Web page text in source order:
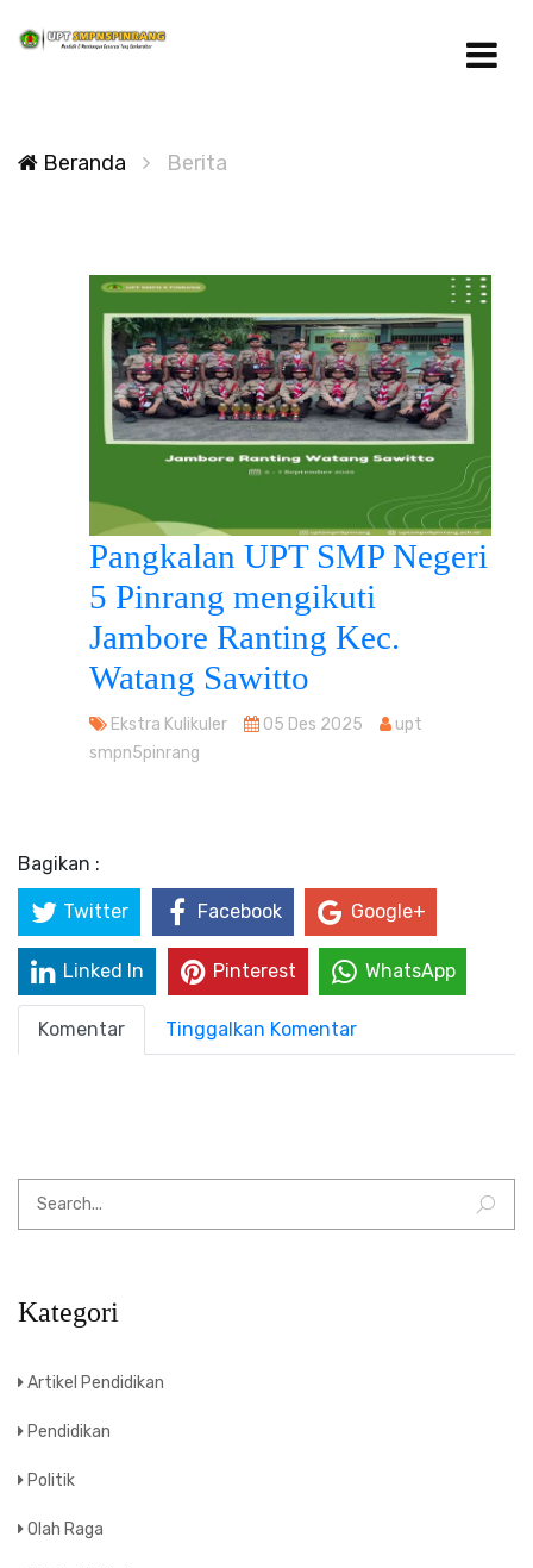
Beranda Berita
Pangkalan UPT SMP Negeri
5 Pinrang mengikuti
Jambore Ranting Kec.
Watang Sawitto
Ekstra Kulikuler 05 Des 2025
upt
smpn5pinrang
Bagikan :
Twitter Facebook Google+
Linked In Pinterest WhatsApp
Komentar Tinggalkan Komentar
Kategori
Artikel Pendidikan
Pendidikan
Politik
Olah Raga